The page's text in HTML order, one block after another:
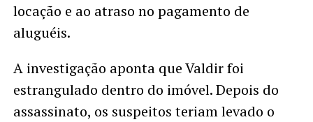
locação e ao atraso no pagamento de
aluguéis.
A investigação aponta que Valdir foi
estrangulado dentro do imóvel. Depois do
assassinato, os suspeitos teriam levado o